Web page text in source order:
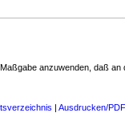
anzuwenden, daß an
| Ausdrucken/PDF